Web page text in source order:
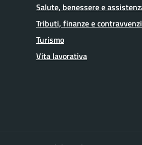
Salute, benessere e
Tributi, finanze e
Turismo
Vita lavorativa